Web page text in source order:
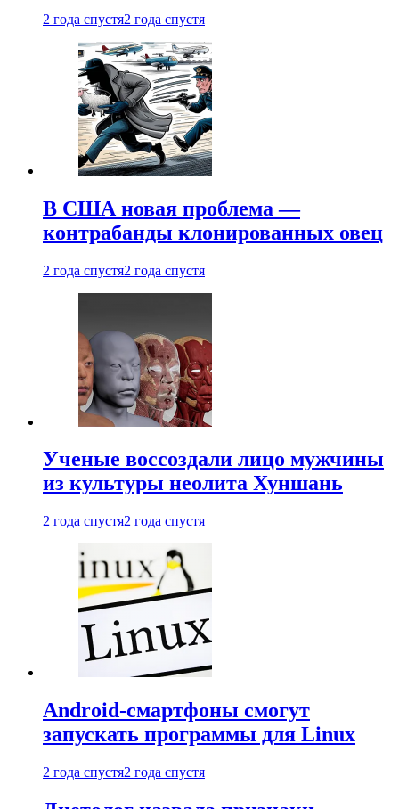
2 года спустя2 года спустя
В США новая проблема —
контрабанды клонированных овец
2 года спустя2 года спустя
Ученые воссоздали лицо мужчины
из культуры неолита Хуншань
2 года спустя2 года спустя
Android-смартфоны смогут
запускать программы для Linux
2 года спустя2 года спустя